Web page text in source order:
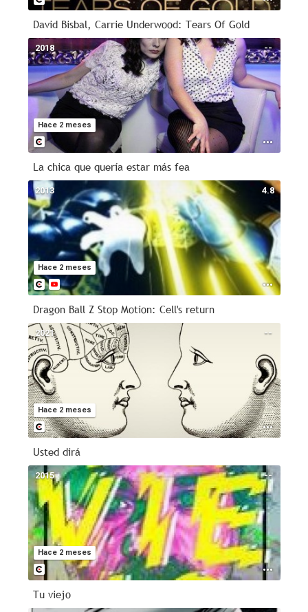
David Bisbal, Carrie Underwood: Tears Of Gold
--
Hace 2 meses
2018
La chica que quería estar más fea
4.8
Hace 2 meses
2013
Dragon Ball Z Stop Motion: Cell's return
--
Hace 2 meses
2021
Usted dirá
--
Hace 2 meses
2015
Tu viejo